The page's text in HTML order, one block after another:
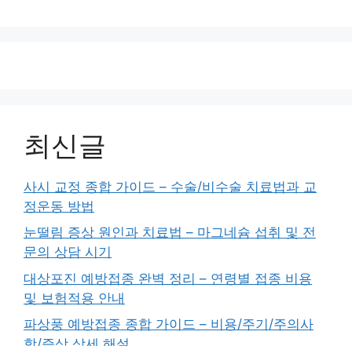
최신글
사시 교정 종합 가이드 – 수술/비수술 치료법과 교
정운동 방법
눈떨림 증상 원인과 치료법 – 마그네슘 섭취 및 전
문의 상담 시기
대상포진 예방접종 완벽 정리 – 연령별 접종 비용
및 보험적용 안내
파상풍 예방접종 종합 가이드 – 비용/주기/주의사